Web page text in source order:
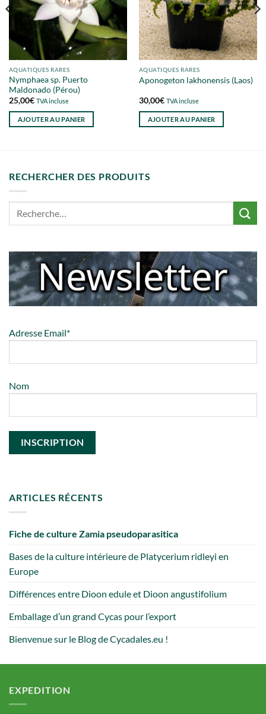
AQUATIQUES RARES
Nymphaea sp. Puerto
Maldonado (Pérou)
25,00€ TVA incluse
AJOUTER AU PANIER
AQUATIQUES RARES
Aponogeton lakhonensis (Laos)
30,00€ TVA incluse
AJOUTER AU PANIER
RECHERCHER DES PRODUITS
Adresse Email*
Nom
ARTICLES RÉCENTS
Fiche de culture Zamia pseudoparasitica
Bases de la culture intérieure de Platycerium ridleyi en
Europe
Différences entre Dioon edule et Dioon angustifolium
Emballage d’un grand Cycas pour l’export
Bienvenue sur le Blog de Cycadales.eu !
EXPEDITION